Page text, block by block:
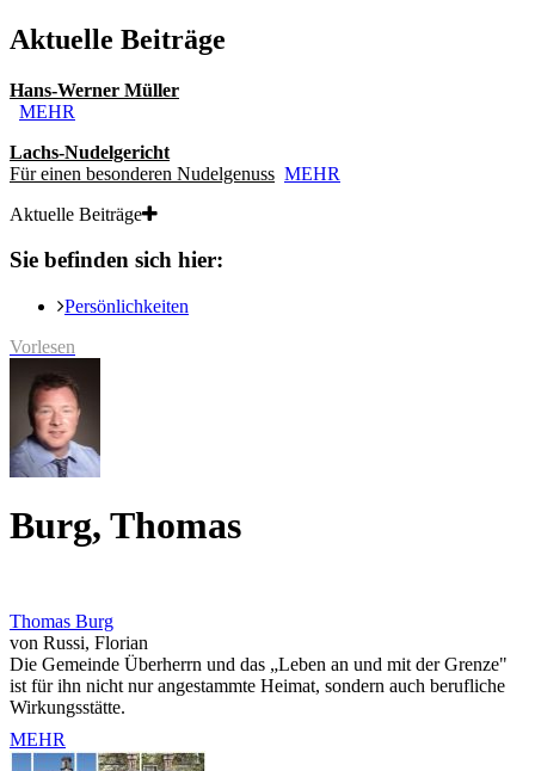
Aktuelle Beiträge
Hans-Werner Müller
MEHR
Lachs-Nudelgericht
Für einen besonderen Nudelgenuss MEHR
Aktuelle Beiträge
Sie befinden sich hier:
Persönlichkeiten
Vorlesen
Burg, Thomas
Thomas Burg
von Russi, Florian
Die Gemeinde Überherrn und das „Leben an und mit der Grenze"
ist für ihn nicht nur angestammte Heimat, sondern auch berufliche
Wirkungsstätte.
MEHR